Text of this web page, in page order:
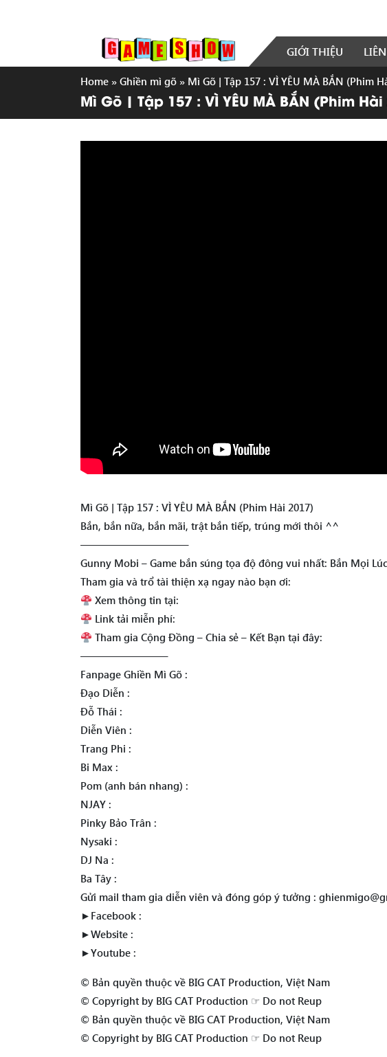
GIỚI THIỆU
Home » Ghiền mì gõ » Mì Gõ | Tập 157 : VÌ YÊU MÀ BẮN (Phim
Mì Gõ | Tập 157 : VÌ YÊU MÀ BẮN (Phim
Mì Gõ | Tập 157 : VÌ YÊU MÀ BẮN (Phim Hài 2017)
Bắn, bắn nữa, bắn mãi, trật bắn tiếp, trúng mới thôi ^^
——————————–
Gunny Mobi – Game bắn súng tọa độ đông vui nhất: Bắn Mọi
Tham gia và trổ tài thiện xạ ngay nào bạn ơi:
Xem thông tin tại:
Link tải miễn phí:
Tham gia Cộng Đồng – Chia sẻ – Kết Bạn tại đây:
————————–
Fanpage Ghiền Mì Gõ :
Đạo Diễn :
Đỗ Thái :
Diễn Viên :
Trang Phi :
Bi Max :
Pom (anh bán nhang) :
NJAY :
Pinky Bảo Trân :
Nysaki :
DJ Na :
Ba Tây :
Gửi mail tham gia diễn viên và đóng góp ý tưởng :
►Facebook :
►Website :
►Youtube :
© Bản quyền thuộc về BIG CAT Production, Việt Nam
© Copyright by BIG CAT Production ☞ Do not Reup
© Bản quyền thuộc về BIG CAT Production, Việt Nam
© Copyright by BIG CAT Production ☞ Do not Reup